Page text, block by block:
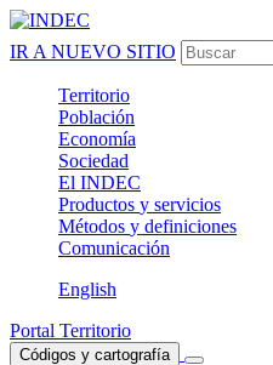
IR A NUEVO SITIO
Territorio
Población
Economía
Sociedad
El INDEC
Productos y servicios
Métodos y definiciones
Comunicación
English
Portal Territorio
Códigos y cartografía